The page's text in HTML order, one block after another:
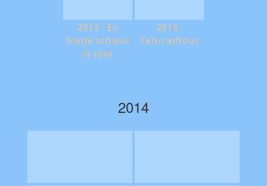
2013 - En
bietje schwul
is cool
2013 -
Fahrradtour
2014